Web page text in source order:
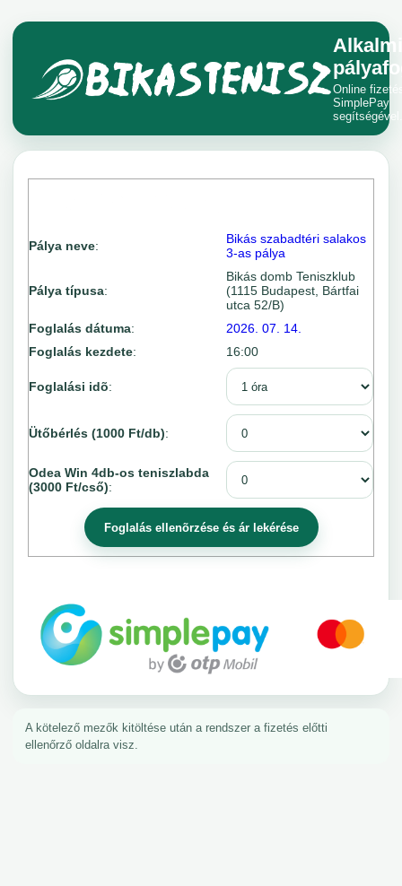
Alkalmi
Online
SimplePay
segítségével.
Pálya neve:
Bikás szabadtéri salakos
3-as pálya
Pálya típusa:
Bikás domb Teniszklub
(1115 Budapest, Bártfai
utca 52/B)
Foglalás dátuma:
2026. 07. 14.
Foglalás kezdete: 16:00
Foglalási idõ:
Ütőbérlés (1000 Ft/db):
Odea Win 4db-os teniszlabda
(3000 Ft/cső):
A kötelező mezők kitöltése után a rendszer a fizetés előtti
ellenőrző oldalra visz.